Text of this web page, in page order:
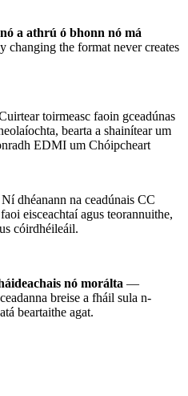
a athrú ó bhonn nó má
the format never creates
toirmeasc faoin gceadúnas
bearta a shainítear um
EDMI um Chóipcheart
dhéanann na ceadúnais CC
eisceachtaí agus teorannuithe,
cóirdhéileáil.
nó morálta —
breise a fháil sula n-
beartaithe agat.